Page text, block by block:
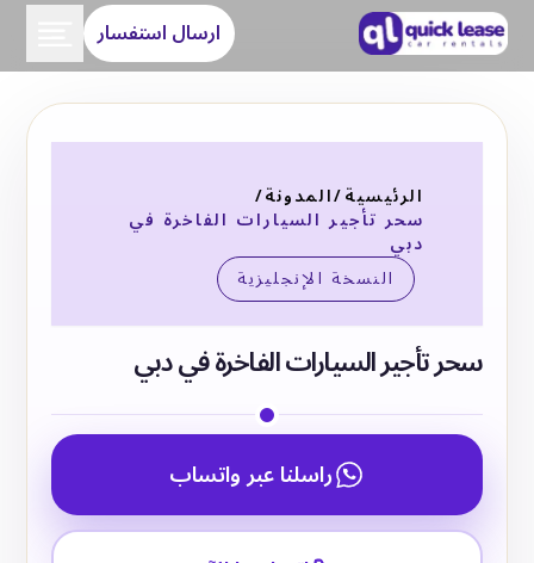
ارسال استفسار
الرئيسية/المدونة/
سحر تأجير السيارات الفاخرة في
دبي
النسخة الإنجليزية
سحر تأجير السيارات الفاخرة في دبي
راسلنا عبر واتساب